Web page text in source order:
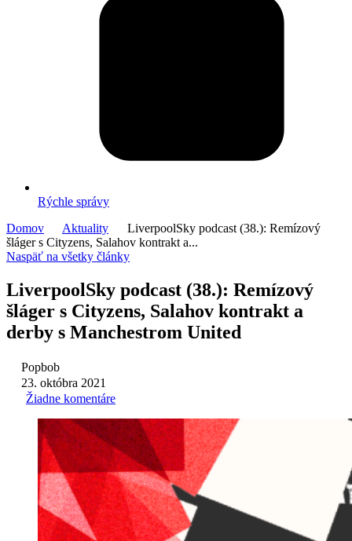
Rýchle správy
Domov
Aktuality
LiverpoolSky podcast (38.): Remízový
šláger s Cityzens, Salahov kontrakt a...
Naspäť na všetky články
LiverpoolSky podcast (38.): Remízový
šláger s Cityzens, Salahov kontrakt a
derby s Manchestrom United
Popbob
23. októbra 2021
Žiadne komentáre